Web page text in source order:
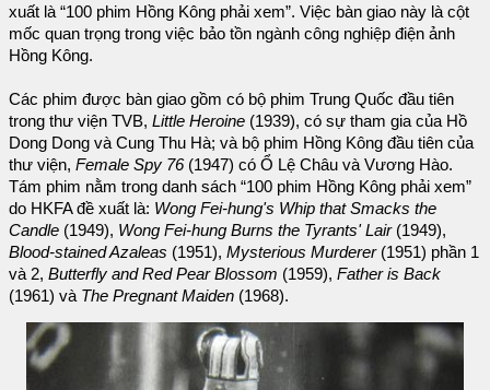
xuất là “100 phim Hồng Kông phải xem”. Việc bàn giao này là cột
mốc quan trọng trong việc bảo tồn ngành công nghiệp điện ảnh
Hồng Kông.
Các phim được bàn giao gồm có bộ phim Trung Quốc đầu tiên
trong thư viện TVB, Little Heroine (1939), có sự tham gia của Hồ
Dong Dong và Cung Thu Hà; và bộ phim Hồng Kông đầu tiên của
thư viện, Female Spy 76(1947) có Ổ Lệ Châu và Vương Hào.
Tám phim nằm trong danh sách “100 phim Hồng Kông phải xem”
do HKFA đề xuất là: Wong Fei-hung's Whip that Smacks the
Candle (1949), Wong Fei-hung Burns the Tyrants' Lair(1949),
Blood-stained Azaleas (1951), Mysterious Murderer(1951) phần 1
và 2, Butterfly and Red Pear Blossom (1959), Father is Back
(1961) và The Pregnant Maiden (1968).